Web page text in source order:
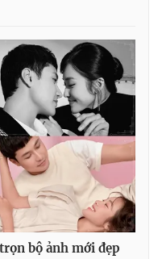
bộ ảnh mới đẹp